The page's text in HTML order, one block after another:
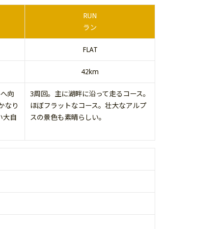
RUN
ラン
FLAT
42km
向
なり
大自
3周回。主に湖畔に沿って走るコース。
ほぼフラットなコース。壮大なアルプ
スの景色も素晴らしい。